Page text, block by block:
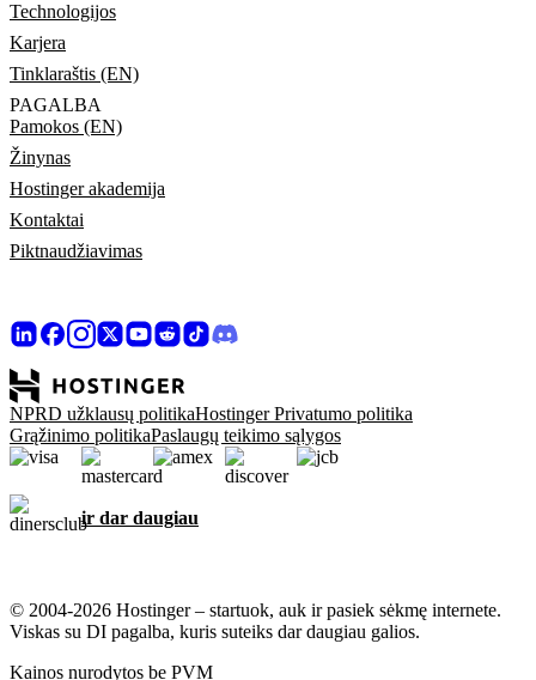
Technologijos
Karjera
Tinklaraštis (EN)
PAGALBA
Pamokos (EN)
Žinynas
Hostinger akademija
Kontaktai
Piktnaudžiavimas
NPRD užklausų politikaHostinger Privatumo politika
Grąžinimo politikaPaslaugų teikimo sąlygos
ir dar daugiau
© 2004-2026 Hostinger – startuok, auk ir pasiek sėkmę internete.
Viskas su DI pagalba, kuris suteiks dar daugiau galios.
Kainos nurodytos be PVM